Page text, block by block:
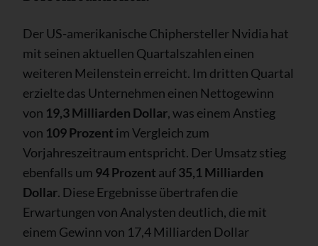
Der US-amerikanische Chiphersteller Nvidia hat
mit seinen aktuellen Quartalszahlen einen
weiteren Meilenstein erreicht. Im dritten Quartal
erzielte das Unternehmen einen Nettogewinn
von 19,3 Milliarden Dollar, was einem Anstieg
von 109 Prozent im Vergleich zum
Vorjahreszeitraum entspricht. Der Umsatz stieg
ebenfalls um 94 Prozent auf35,1 Milliarden
Dollar. Diese Ergebnisse übertrafen die
Erwartungen von Analysten deutlich, die mit
einem Gewinn von 17,4 Milliarden Dollar